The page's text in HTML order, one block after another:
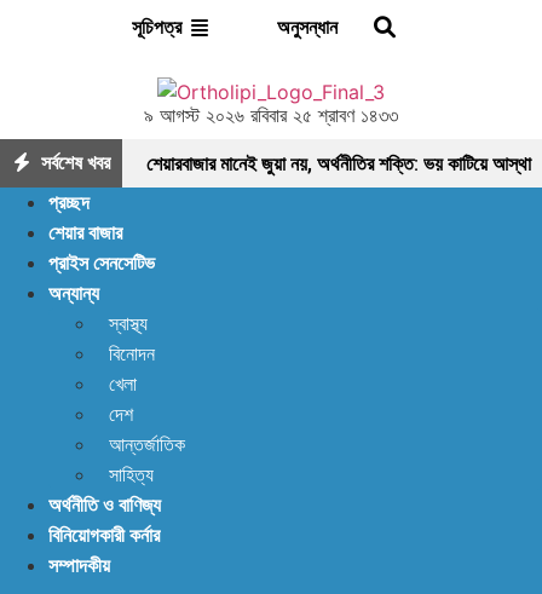
সূচিপত্র অনুসন্ধান
৯ আগস্ট ২০২৬ রবিবার ২৫ শ্রাবণ ১৪৩৩
সর্বশেষ খবর শেয়ারবাজার মানেই জুয়া নয়, অর্থনীতির শক্তি: ভয় কাটিয়ে আস্থা
ফাইনফুডস; আয়, নগদ প্রবাহ ও সম্পদে ধারাবাহিক প্রবৃদ্ধি
নতুন মোড়ের সামনে?
প্রাণ ফিরছে, বাড়ছে লেনদেন, বাজারের পরবর্তী গন্তব্য কোথায়?
শেয়ারবাজার, নেপথ্যে কী?
প্রচ্ছদ
শেয়ার বাজার
প্রাইস সেনসেটিভ
অন্যান্য
স্বাস্থ্য
বিনোদন
খেলা
দেশ
আন্তর্জাতিক
সাহিত্য
অর্থনীতি ও বাণিজ্য
বিনিয়োগকারী কর্নার
সম্পাদকীয়